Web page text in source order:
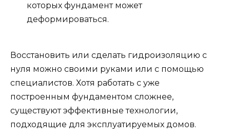
которых фундамент может
деформироваться.
Восстановить или сделать гидроизоляцию с
нуля можно своими руками или с помощью
специалистов. Хотя работать с уже
построенным фундаментом сложнее,
существуют эффективные технологии,
подходящие для эксплуатируемых домов.